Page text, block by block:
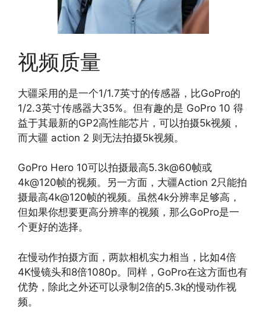
视频质量
大疆采用的是一个1/1.7英寸的传感器，比GoPro的
1/2.3英寸传感器大35%。但有趣的是 GoPro 10 得
益于其最新的GP2高性能芯片，可以拍摄5k视频，
而大疆 action 2 则无法拍摄5k视频。
GoPro Hero 10可以拍摄最高5.3k@60帧或
4k@120帧的视频。另一方面，大疆Action 2只能拍
摄最高4k@120帧的视频。虽然4k分辨率足够高，
但如果你想要更高分辨率的视频，那么GoPro是一
个更好的选择。
在慢动作拍摄方面，两款相机实力相当，比如4倍
4K慢镜头和8倍1080p。同样，GoPro在这方面也有
优势，除此之外还可以录制2倍的5.3k的慢动作视
频。